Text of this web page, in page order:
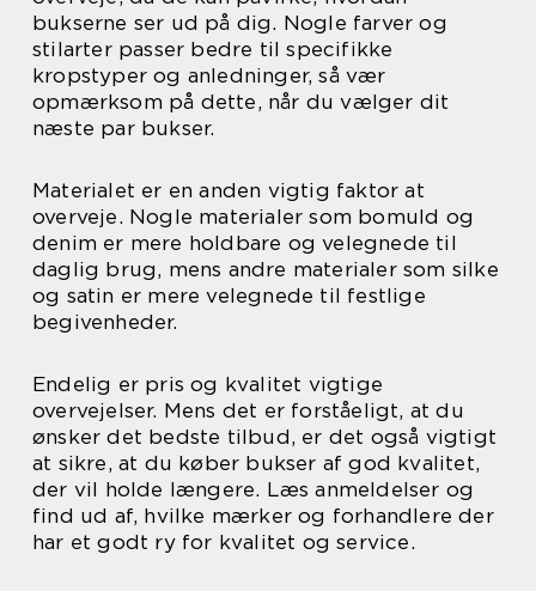
bukserne ser ud på dig. Nogle farver og
stilarter passer bedre til specifikke
kropstyper og anledninger, så vær
opmærksom på dette, når du vælger dit
næste par bukser.
Materialet er en anden vigtig faktor at
overveje. Nogle materialer som bomuld og
denim er mere holdbare og velegnede til
daglig brug, mens andre materialer som silke
og satin er mere velegnede til festlige
begivenheder.
Endelig er pris og kvalitet vigtige
overvejelser. Mens det er forståeligt, at du
ønsker det bedste tilbud, er det også vigtigt
at sikre, at du køber bukser af god kvalitet,
der vil holde længere. Læs anmeldelser og
find ud af, hvilke mærker og forhandlere der
har et godt ry for kvalitet og service.